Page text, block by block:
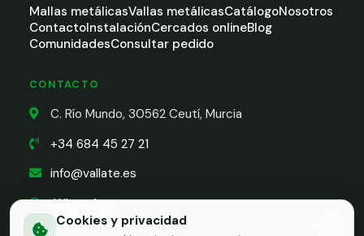
Cookies y privacidad
Mallas metálicasVallas metálicasCatálogoNosotros
ContactoInstalaciónCercados onlineBlog
ComunidadesConsultar pedido
CONTACTO
C. Río Mundo, 30562 Ceutí, Murcia
+34 684 45 27 21
info@vallate.es
WhatsApp